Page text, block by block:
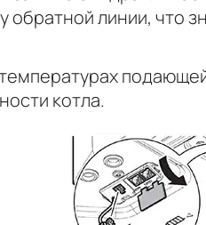
линии, что
котла.